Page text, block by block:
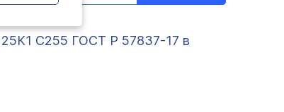
С255 ГОСТ Р 57837-17 в